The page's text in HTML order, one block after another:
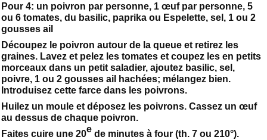
Pour 4: un poivron par personne, 1 œuf par personne, 5
ou 6 tomates, du basilic, paprika ou Espelette, sel, 1 ou 2
gousses ail
Découpez le poivron autour de la queue et retirez les
graines. Lavez et pelez les tomates et coupez les en petits
morceaux dans un petit saladier, ajoutez basilic, sel,
poivre, 1 ou 2 gousses ail hachées; mélangez bien.
Introduisez cette farce dans les poivrons.
Huilez un moule et déposez les poivrons. Cassez un œuf
au dessus de chaque poivron.
Faites cuire une 20e de minutes à four (th. 7 ou 210°).